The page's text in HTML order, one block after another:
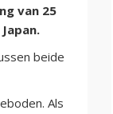
van 25
beide
Als